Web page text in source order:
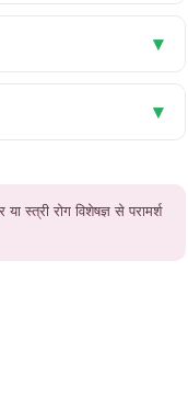
▾
▾
स्त्री रोग विशेषज्ञ से परामर्श